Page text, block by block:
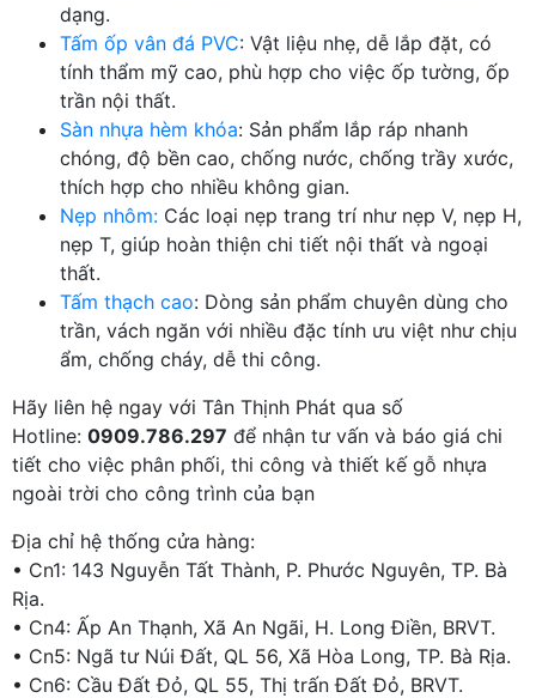
dạng.
Tấm ốp vân đá PVC: Vật liệu nhẹ, dễ lắp đặt, có
tính thẩm mỹ cao, phù hợp cho việc ốp tường, ốp
trần nội thất.
Sàn nhựa hèm khóa: Sản phẩm lắp ráp nhanh
chóng, độ bền cao, chống nước, chống trầy xước,
thích hợp cho nhiều không gian.
Nẹp nhôm: Các loại nẹp trang trí như nẹp V, nẹp H,
nẹp T, giúp hoàn thiện chi tiết nội thất và ngoại
thất.
Tấm thạch cao: Dòng sản phẩm chuyên dùng cho
trần, vách ngăn với nhiều đặc tính ưu việt như chịu
ẩm, chống cháy, dễ thi công.
Hãy liên hệ ngay với Tân Thịnh Phát qua số
Hotline: 0909.786.297 để nhận tư vấn và báo giá chi
tiết cho việc phân phối, thi công và thiết kế gỗ nhựa
ngoài trời cho công trình của bạn
Địa chỉ hệ thống cửa hàng:
• Cn1: 143 Nguyễn Tất Thành, P. Phước Nguyên, TP. Bà
Rịa.
• Cn4: Ấp An Thạnh, Xã An Ngãi, H. Long Điền, BRVT.
• Cn5: Ngã tư Núi Đất, QL 56, Xã Hòa Long, TP. Bà Rịa.
• Cn6: Cầu Đất Đỏ, QL 55, Thị trấn Đất Đỏ, BRVT.